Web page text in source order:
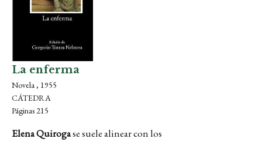
La enferma
Novela , 1955
CÁTEDRA
Páginas 215
Elena Quirogase suele alinear con los